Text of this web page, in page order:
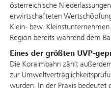
österreichische
erwirtschafteten
Klein- bzw.
Region bereits während dem
Eines der größten UVP-
Die Koralmbahn zählt
zur
wurden. In der Praxis bedeutet